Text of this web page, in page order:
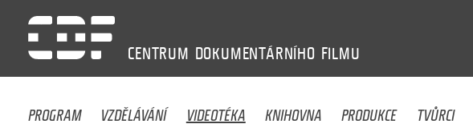
CENTRUM DOKUMENTÁRNÍHO FILMU
PROGRAM VZDĚLÁVÁNÍ VIDEOTÉKA KNIHOVNA PRODUKCE TVŮRCI